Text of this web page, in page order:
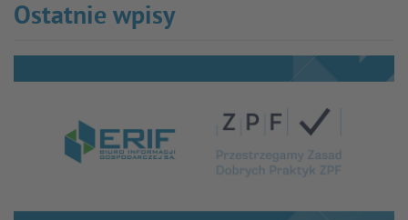
Ostatnie wpisy